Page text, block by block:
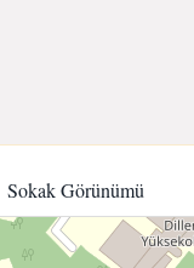
Sokak Görünümü